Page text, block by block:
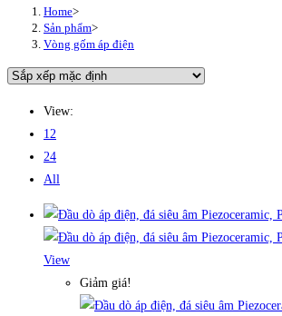
Home>
Sản phẩm>
Vòng gốm áp điện
View:
12
24
All
View
Giảm giá!